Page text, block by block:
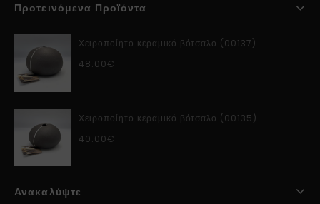
Προτεινόμενα Προϊόντα
Χειροποίητο κεραμικό βότσαλο (00137)
48.00€
Χειροποίητο κεραμικό βότσαλο (00135)
40.00€
Ανακαλύψτε